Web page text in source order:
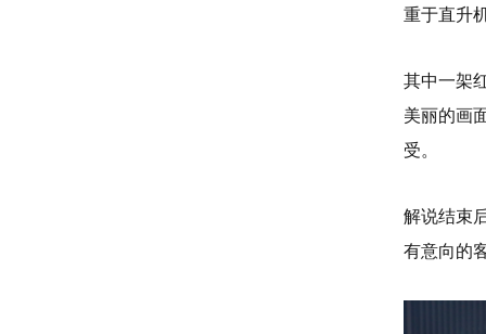
重于直升
其中一架
美丽的画
受。
解说结束
有意向的